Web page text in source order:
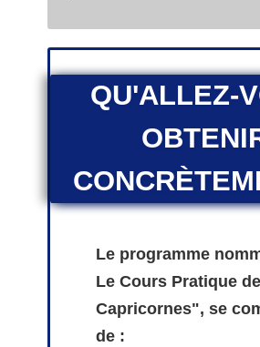
QU'ALLEZ-
Le programme
Le Cours Pratique
Capricornes", se
de :